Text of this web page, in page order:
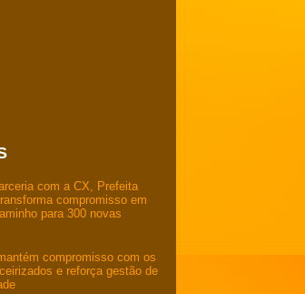
com a CX, Prefeita
compromisso em
para 300 novas
compromisso com os
e reforça gestão de